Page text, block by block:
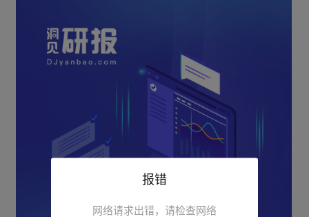
报错
网络请求出错，请检查网络